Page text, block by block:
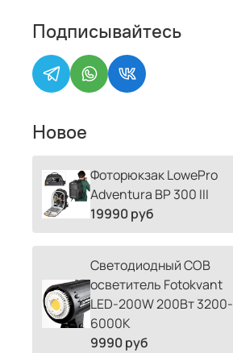
Подписывайтесь
Новое
Фоторюкзак LowePro
Adventura BP 300 III
19990 руб
Светодиодный COB
осветитель Fotokvant
LED-200W 200Вт 3200-
6000К
9990 руб